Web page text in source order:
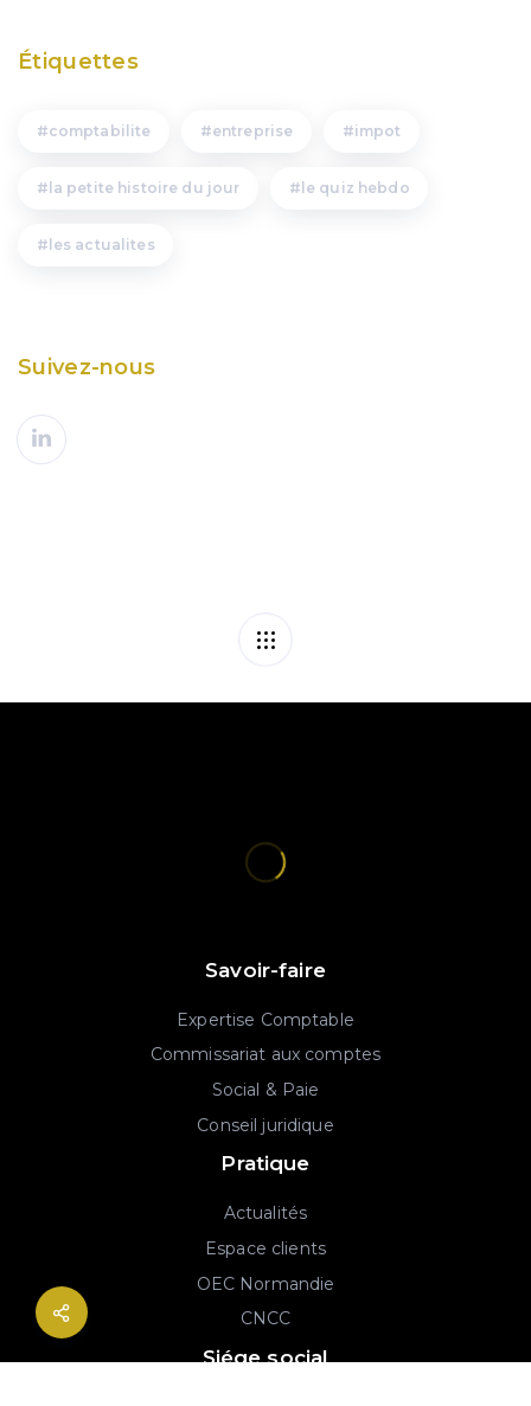
Étiquettes
comptabilite entreprise impot
la petite histoire du jour le quiz hebdo
les actualites
Suivez-nous
Savoir-faire
Expertise Comptable
Commissariat aux comptes
Social & Paie
Conseil juridique
Pratique
Actualités
Espace clients
OEC Normandie
CNCC
Siége social